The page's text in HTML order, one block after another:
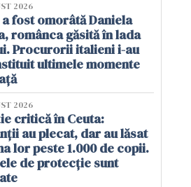
2026
a fost omorâtă Daniela
românca găsită în lada
Procurorii italieni i-au
ultimele momente
2026
critică în Ceuta:
au plecat, dar au lăsat
lor peste 1.000 de copii.
de protecție sunt